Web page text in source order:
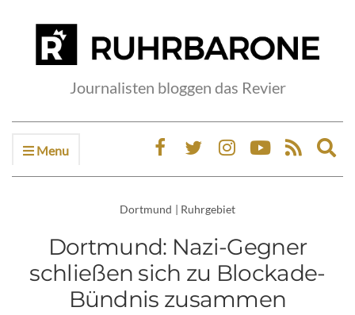
Journalisten bloggen das Revier
Menu
Dortmund | Ruhrgebiet
Dortmund: Nazi-Gegner
schließen sich zu Blockade-
Bündnis zusammen